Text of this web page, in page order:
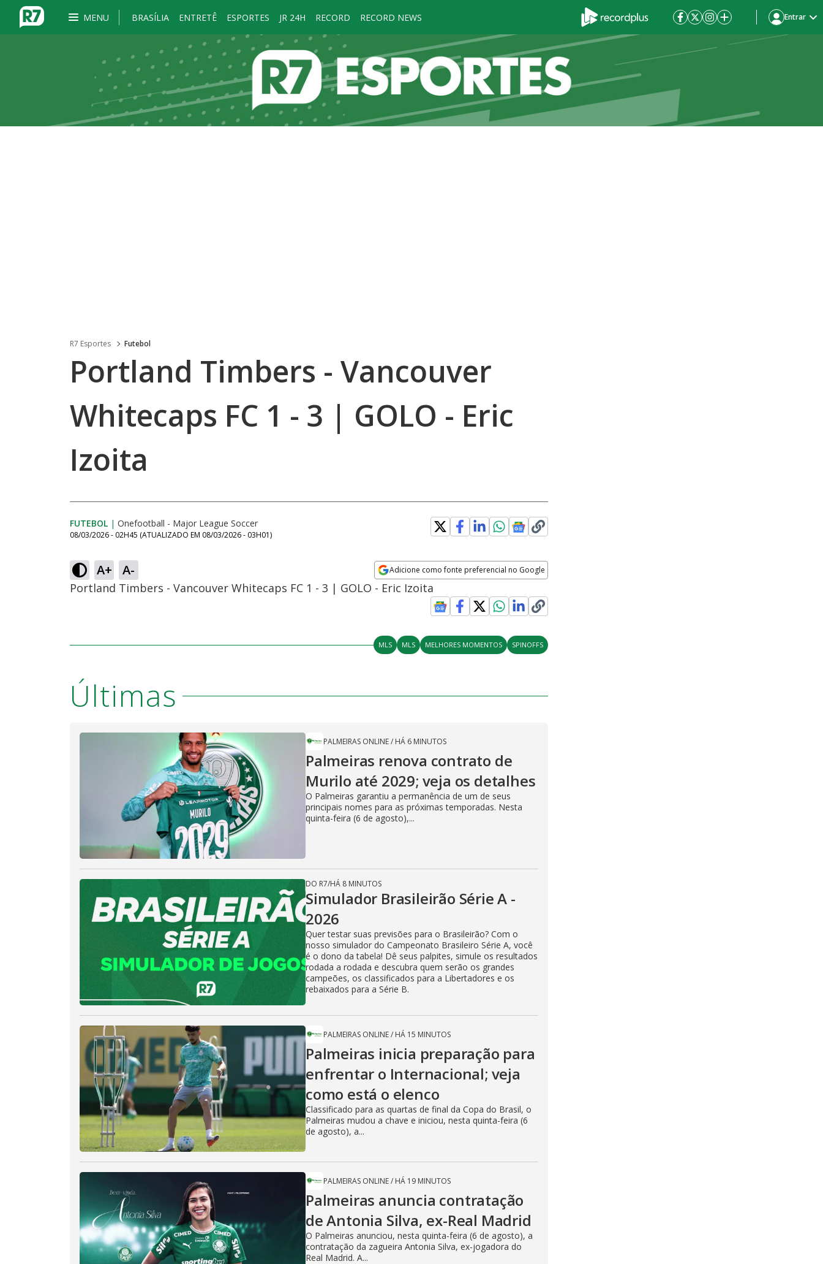
MENU BRASÍLIA ENTRETÊ ESPORTES JR 24H RECORD RECORD NEWS Entrar
R7 Esportes Futebol
Portland Timbers - Vancouver
Whitecaps FC 1 - 3 | GOLO - Eric
Izoita
FUTEBOL | Onefootball - Major League Soccer
08/03/2026 - 02H45 (ATUALIZADO EM 08/03/2026 - 03H01)
A+ A- Adicione como fonte preferencial no Google
Opens in new window
Portland Timbers - Vancouver Whitecaps FC 1 - 3 | GOLO - Eric Izoita
MLS MLS MELHORES MOMENTOS SPINOFFS
Últimas
PALMEIRAS ONLINE/ HÁ 6 MINUTOS
Palmeiras renova contrato de
Murilo até 2029; veja os detalhes
O Palmeiras garantiu a permanência de um de seus
principais nomes para as próximas temporadas. Nesta
quinta-feira (6 de agosto),...
DO R7/HÁ 8 MINUTOS
Simulador Brasileirão Série A -
2026
Quer testar suas previsões para o Brasileirão? Com o
nosso simulador do Campeonato Brasileiro Série A, você
é o dono da tabela! Dê seus palpites, simule os resultados
rodada a rodada e descubra quem serão os grandes
campeões, os classificados para a Libertadores e os
rebaixados para a Série B.
PALMEIRAS ONLINE/ HÁ 15 MINUTOS
Palmeiras inicia preparação para
enfrentar o Internacional; veja
como está o elenco
Classificado para as quartas de final da Copa do Brasil, o
Palmeiras mudou a chave e iniciou, nesta quinta-feira (6
de agosto), a...
PALMEIRAS ONLINE/ HÁ 19 MINUTOS
Palmeiras anuncia contratação
de Antonia Silva, ex-Real Madrid
O Palmeiras anunciou, nesta quinta-feira (6 de agosto), a
contratação da zagueira Antonia Silva, ex-jogadora do
Real Madrid. A...